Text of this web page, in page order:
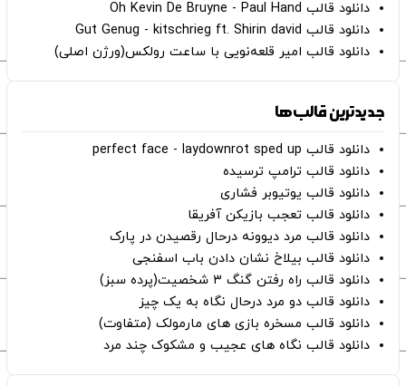
دانلود قالب Oh Kevin De Bruyne - Paul Hand
دانلود قالب Gut Genug - kitschrieg ft. Shirin david
دانلود قالب امیر قلعه‌نویی با ساعت رولکس(ورژن اصلی)
جدیدترین قالب‌ها
دانلود قالب perfect face - laydownrot sped up
دانلود قالب ترامپ ترسیده
دانلود قالب یوتیوبر فشاری
دانلود قالب تعجب بازیکن آفریقا
دانلود قالب مرد دیوونه درحال رقصیدن در پارک
دانلود قالب بیلاخ نشان دادن باب اسفنجی
دانلود قالب راه رفتن گنگ ۳ شخصیت(پرده سبز)
دانلود قالب دو مرد درحال نگاه به یک چیز
دانلود قالب مسخره بازی های مارمولک (متفاوت)
دانلود قالب نگاه های عجیب و مشکوک چند مرد